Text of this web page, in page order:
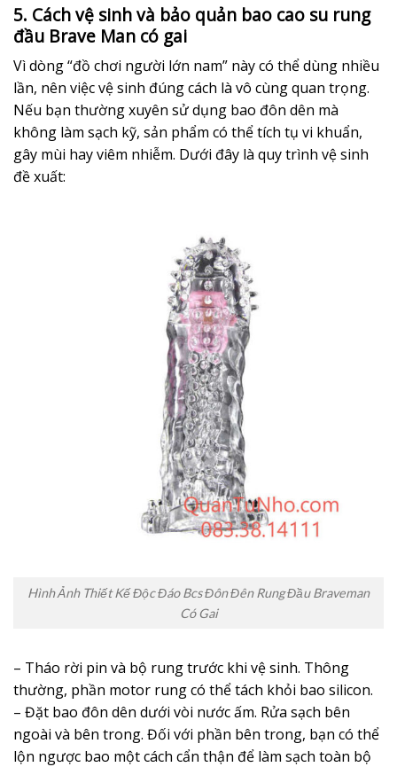
5. Cách vệ sinh và bảo quản bao cao su rung
đầu Brave Man có gai
Vì dòng “đồ chơi người lớn nam” này có thể dùng nhiều
lần, nên việc vệ sinh đúng cách là vô cùng quan trọng.
Nếu bạn thường xuyên sử dụng bao đôn dên mà
không làm sạch kỹ, sản phẩm có thể tích tụ vi khuẩn,
gây mùi hay viêm nhiễm. Dưới đây là quy trình vệ sinh
đề xuất:
Hình Ảnh Thiết Kế Độc Đáo Bcs Đôn Đên Rung Đầu Braveman
Có Gai
– Tháo rời pin và bộ rung trước khi vệ sinh. Thông
thường, phần motor rung có thể tách khỏi bao silicon.
– Đặt bao đôn dên dưới vòi nước ấm. Rửa sạch bên
ngoài và bên trong. Đối với phần bên trong, bạn có thể
lộn ngược bao một cách cẩn thận để làm sạch toàn bộ